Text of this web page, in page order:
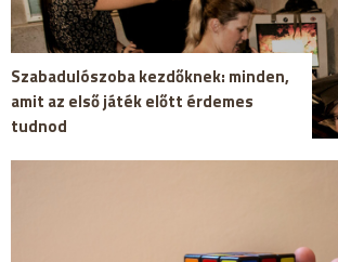
Szabadulószoba kezdőknek: minden,
amit az első játék előtt érdemes
tudnod